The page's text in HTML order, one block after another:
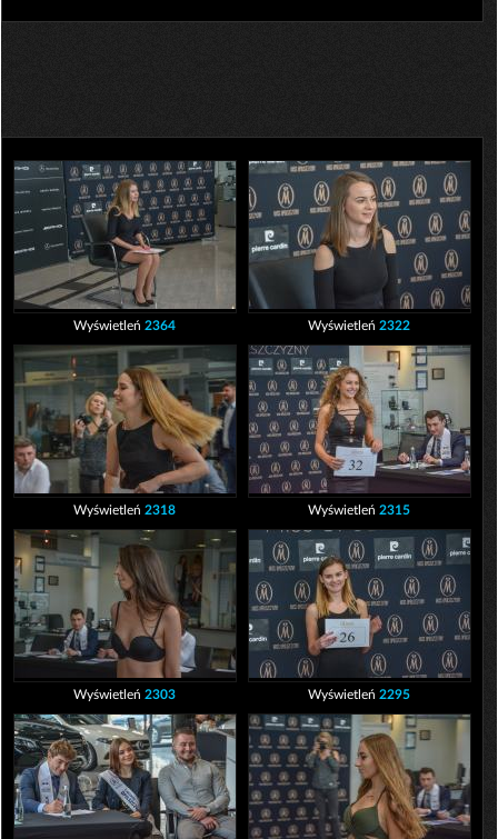
Wyświetleń2364 Wyświetleń2322
Wyświetleń2318 Wyświetleń2315
Wyświetleń2303 Wyświetleń2295